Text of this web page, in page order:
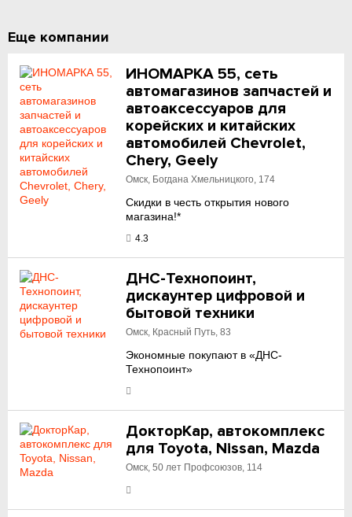
Еще компании
ИНОМАРКА 55, сеть
автомагазинов запчастей и
автоаксессуаров для
корейских и китайских
автомобилей Chevrolet,
Chery, Geely
Омск, Богдана Хмельницкого, 174
Скидки в честь открытия нового
магазина!*
4.3
ДНС-Технопоинт,
дискаунтер цифровой и
бытовой техники
Омск, Красный Путь, 83
Экономные покупают в «ДНС-
Технопоинт»
ДокторКар, автокомплекс
для Toyota, Nissan, Mazda
Омск, 50 лет Профсоюзов, 114